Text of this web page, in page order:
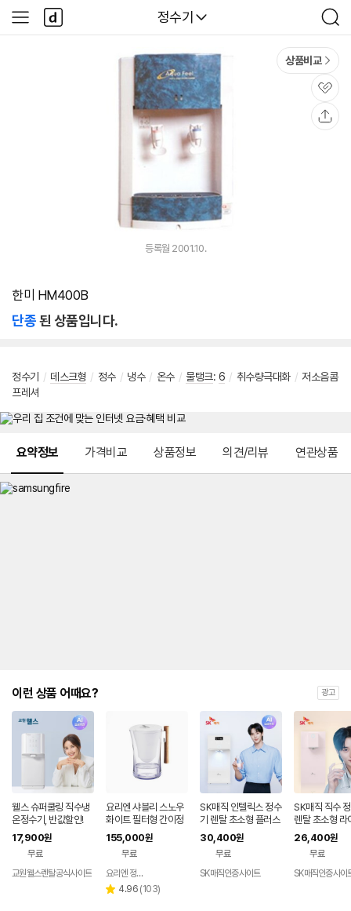
다나와
정수기
검
색
사
이
다
나
와
상품비교
관
심
등록월 2001.10.
한미 HM400B
단종된 상품입니다.
정수기 / 데스크형 / 정수 / 냉수 / 온수 / 물탱크: 6 / 취수량극대화 / 저소음콤
프레셔
요약정보 가격비교 상품정보 의견/리뷰 연관상품
이런 상품 어때요? 광고
웰스 슈퍼쿨링 직수냉
온정수기, 반값할인!
17,900원
무료
교원웰스렌탈공식사이트
요리엔 샤블리 스노우
화이트 필터형 간이정
수기 ( 필터 1개 포함)
155,000원
무료
페이
요리엔 정수기 공식몰
별 4.96 리
(103)
SK매직 인텔릭스 정수
기 렌탈 초소형 플러스
미네랄 직수 가정용 미
니 냉온 살균 데스크탑
추천 100도 스텐레스
직수관 WPU-JAC11
30,400원
무료
SK매직인증사이트
SK매직 직수
렌탈 초소형 라
PU-JAC125S
용 미네랄 추천
니 냉온 100도
스 데스크탑
26,400원
무료
SK매직인증사이